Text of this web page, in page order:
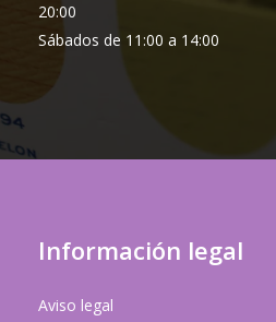
20:00
Sábados de 11:00 a 14:00
Información legal
Aviso legal